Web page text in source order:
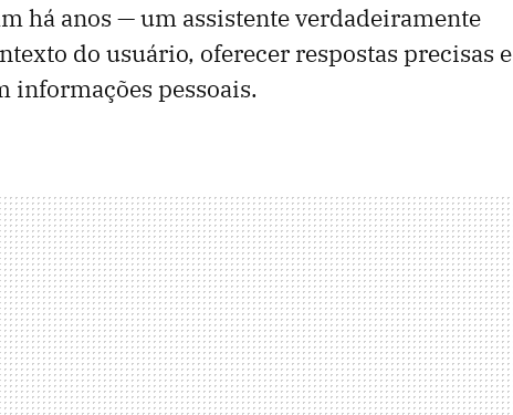
há anos — um assistente verdadeiramente
do usuário, oferecer respostas precisas e
informações pessoais.